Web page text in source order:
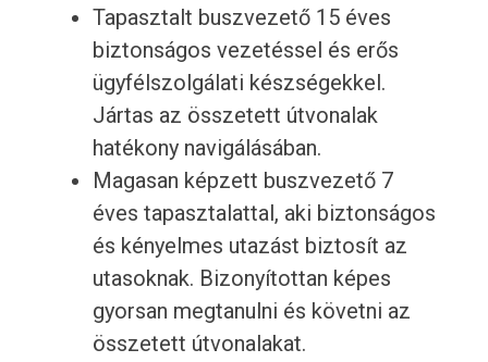
Tapasztalt buszvezető 15 éves
biztonságos vezetéssel és erős
ügyfélszolgálati készségekkel.
Jártas az összetett útvonalak
hatékony navigálásában.
Magasan képzett buszvezető 7
éves tapasztalattal, aki biztonságos
és kényelmes utazást biztosít az
utasoknak. Bizonyítottan képes
gyorsan megtanulni és követni az
összetett útvonalakat.